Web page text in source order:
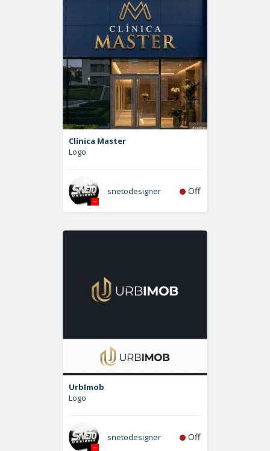
Clínica Master
Logo
snetodesigner Off
UrbImob
Logo
snetodesigner Off